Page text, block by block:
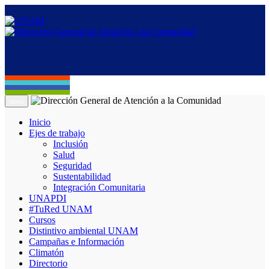
Inicio
Ejes de trabajo
Inclusión
Salud
Seguridad
Sustentabilidad
Integración Comunitaria
UNAPDI
#TuRed UNAM
Cursos
Distintivo ambiental UNAM
Campañas e Información
Climatón
Directorio